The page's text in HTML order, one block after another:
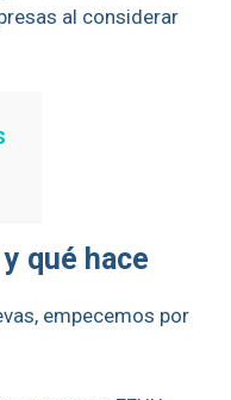
al considerar
qué hace
empecemos por